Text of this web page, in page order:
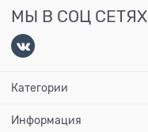
МЫ В СОЦ СЕТЯХ
Категории
Информация